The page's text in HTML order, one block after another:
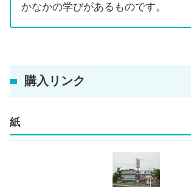
かなかの学びがあるものです。
購入リンク
紙